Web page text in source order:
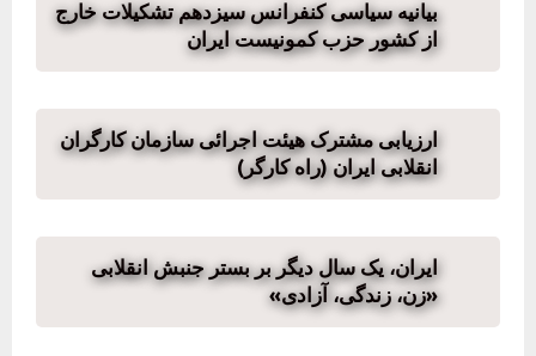
بیانیه سیاسی کنفرانس سیزدهم تشکیلات خارج
از کشور حزب کمونیست ایران
ارزیابی مشترک هیئت اجرائی سازمان کارگران
انقلابی ایران (راه کارگر)
ایران، یک سال دیگر بر بستر جنبش انقلابی
«زن، زندگی، آزادی»